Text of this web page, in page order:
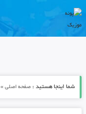
شما اینجا هستید : صفحه اصلی»